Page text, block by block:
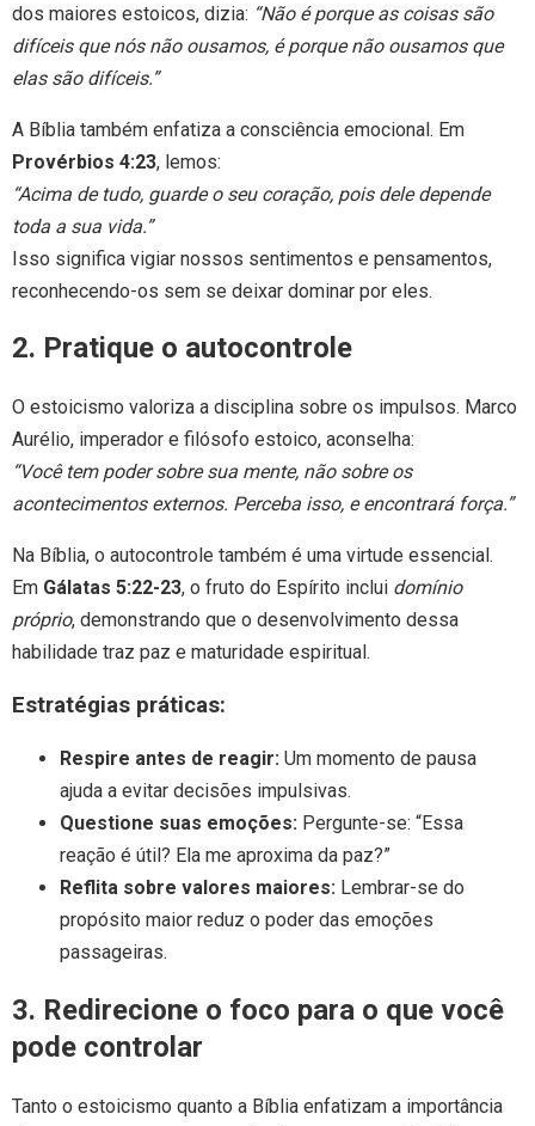
dos maiores estoicos, dizia: “Não é porque as coisas são
difíceis que nós não ousamos, é porque não ousamos que
elas são difíceis.”
A Bíblia também enfatiza a consciência emocional. Em
Provérbios 4:23, lemos:
“Acima de tudo, guarde o seu coração, pois dele depende
toda a sua vida.”
Isso significa vigiar nossos sentimentos e pensamentos,
reconhecendo-os sem se deixar dominar por eles.
2. Pratique o autocontrole
O estoicismo valoriza a disciplina sobre os impulsos. Marco
Aurélio, imperador e filósofo estoico, aconselha:
“Você tem poder sobre sua mente, não sobre os
acontecimentos externos. Perceba isso, e encontrará força.”
Na Bíblia, o autocontrole também é uma virtude essencial.
Em Gálatas 5:22-23, o fruto do Espírito inclui domínio
próprio, demonstrando que o desenvolvimento dessa
habilidade traz paz e maturidade espiritual.
Estratégias práticas:
Respire antes de reagir: Um momento de pausa
ajuda a evitar decisões impulsivas.
Questione suas emoções: Pergunte-se: “Essa
reação é útil? Ela me aproxima da paz?”
Reflita sobre valores maiores: Lembrar-se do
propósito maior reduz o poder das emoções
passageiras.
3. Redirecione o foco para o que você
pode controlar
Tanto o estoicismo quanto a Bíblia enfatizam a importância